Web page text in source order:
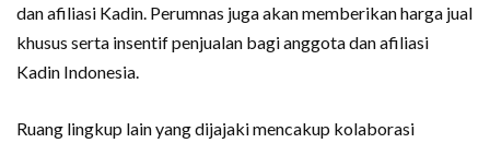
dan afiliasi Kadin. Perumnas juga akan memberikan harga jual
khusus serta insentif penjualan bagi anggota dan afiliasi
Kadin Indonesia.
Ruang lingkup lain yang dijajaki mencakup kolaborasi